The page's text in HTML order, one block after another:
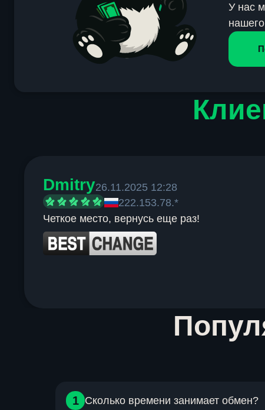
У нас
Dmitry26.11.2025 12:28
222.153.78.*
Четкое место, вернусь еще раз!
1 Сколько времени занимает обмен?